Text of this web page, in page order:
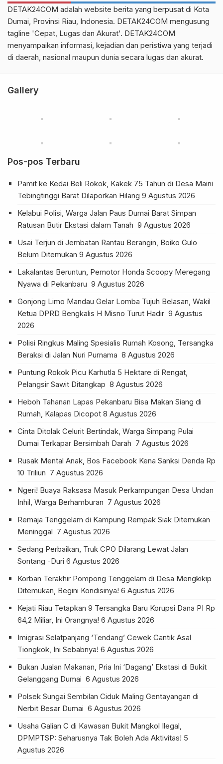
DETAK24COM adalah website berita yang berpusat di Kota
Dumai, Provinsi Riau, Indonesia. DETAK24COM mengusung
tagline 'Cepat, Lugas dan Akurat'. DETAK24COM
menyampaikan informasi, kejadian dan peristiwa yang terjadi
di daerah, nasional maupun dunia secara lugas dan akurat.
Gallery
Pos-pos Terbaru
Pamit ke Kedai Beli Rokok, Kakek 75 Tahun di Desa Maini
Tebingtinggi Barat Dilaporkan Hilang 9 Agustus 2026
Kelabui Polisi, Warga Jalan Paus Dumai Barat Simpan
Ratusan Butir Ekstasi dalam Tanah 9 Agustus 2026
Usai Terjun di Jembatan Rantau Berangin, Boiko Gulo
Belum Ditemukan 9 Agustus 2026
Lakalantas Beruntun, Pemotor Honda Scoopy Meregang
Nyawa di Pekanbaru 9 Agustus 2026
Gonjong Limo Mandau Gelar Lomba Tujuh Belasan, Wakil
Ketua DPRD Bengkalis H Misno Turut Hadir 9 Agustus
2026
Polisi Ringkus Maling Spesialis Rumah Kosong, Tersangka
Beraksi di Jalan Nuri Purnama 8 Agustus 2026
Puntung Rokok Picu Karhutla 5 Hektare di Rengat,
Pelangsir Sawit Ditangkap 8 Agustus 2026
Heboh Tahanan Lapas Pekanbaru Bisa Makan Siang di
Rumah, Kalapas Dicopot 8 Agustus 2026
Cinta Ditolak Celurit Bertindak, Warga Simpang Pulai
Dumai Terkapar Bersimbah Darah 7 Agustus 2026
Rusak Mental Anak, Bos Facebook Kena Sanksi Denda Rp
10 Triliun 7 Agustus 2026
Ngeri! Buaya Raksasa Masuk Perkampungan Desa Undan
Inhil, Warga Berhamburan 7 Agustus 2026
Remaja Tenggelam di Kampung Rempak Siak Ditemukan
Meninggal 7 Agustus 2026
Sedang Perbaikan, Truk CPO Dilarang Lewat Jalan
Sontang -Duri 6 Agustus 2026
Korban Terakhir Pompong Tenggelam di Desa Mengkikip
Ditemukan, Begini Kondisinya! 6 Agustus 2026
Kejati Riau Tetapkan 9 Tersangka Baru Korupsi Dana PI Rp
64,2 Miliar, Ini Orangnya! 6 Agustus 2026
Imigrasi Selatpanjang ‘Tendang’ Cewek Cantik Asal
Tiongkok, Ini Sebabnya! 6 Agustus 2026
Bukan Jualan Makanan, Pria Ini ‘Dagang’ Ekstasi di Bukit
Gelanggang Dumai 6 Agustus 2026
Polsek Sungai Sembilan Ciduk Maling Gentayangan di
Nerbit Besar Dumai 6 Agustus 2026
Usaha Galian C di Kawasan Bukit Mangkol Ilegal,
DPMPTSP: Seharusnya Tak Boleh Ada Aktivitas! 5
Agustus 2026